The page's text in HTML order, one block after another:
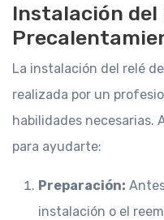
Instalación del
La instalación del relé
realizada por un
habilidades necesarias.
para ayudarte:
Preparación:
instalación o el